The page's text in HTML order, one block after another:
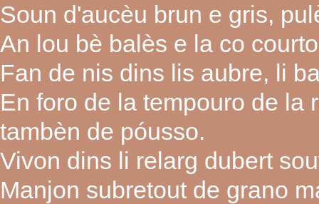
Soun d'aucèu brun e gris,
An lou bè balès e la co
Fan de nis dins lis aubre, li
En foro de la tempouro de la
tambèn de póusso.
Vivon dins li relarg dubert
Manjon subretout de grano